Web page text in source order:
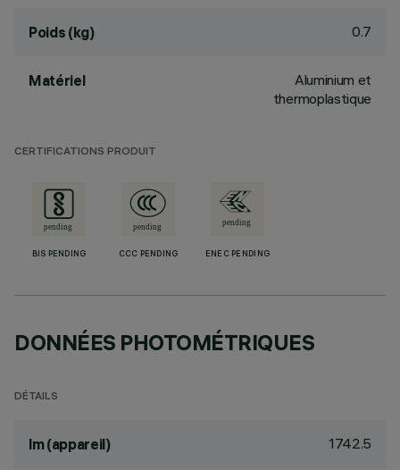
Poids (kg) 0.7
Matériel
Aluminium et
thermoplastique
CERTIFICATIONS PRODUIT
BIS PENDING CCC PENDING ENEC PENDING
DONNÉES PHOTOMÉTRIQUES
DÉTAILS
lm (appareil) 1742.5